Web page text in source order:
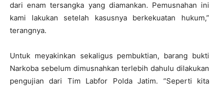
dari enam tersangka yang diamankan. Pemusnahan ini
kami lakukan setelah kasusnya berkekuatan hukum,”
terangnya.
Untuk meyakinkan sekaligus pembuktian, barang bukti
Narkoba sebelum dimusnahkan terlebih dahulu dilakukan
pengujian dari Tim Labfor Polda Jatim. “Seperti kita